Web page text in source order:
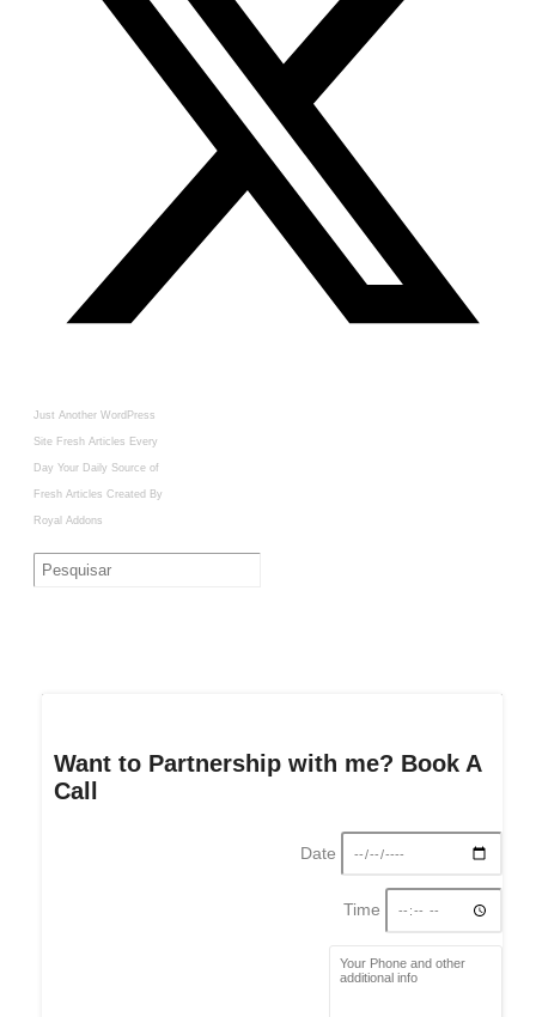
Just Another WordPress
Site Fresh Articles Every
Day Your Daily Source of
Fresh Articles Created By
Royal Addons
Want to Partnership with me? Book A
Call
Date
Time